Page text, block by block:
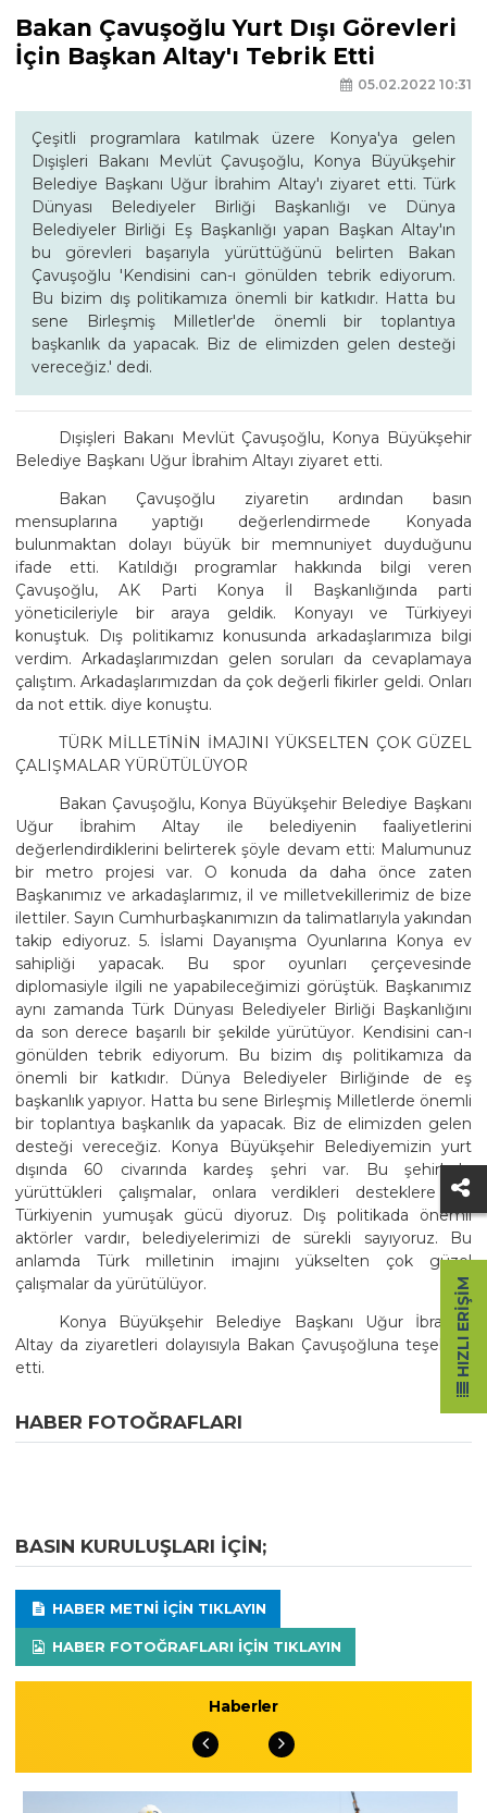
Bakan Çavuşoğlu Yurt Dışı Görevleri
İçin Başkan Altay'ı Tebrik Etti
05.02.2022 10:31
Çeşitli programlara katılmak üzere Konya'ya gelen
Dışişleri Bakanı Mevlüt Çavuşoğlu, Konya Büyükşehir
Belediye Başkanı Uğur İbrahim Altay'ı ziyaret etti. Türk
Dünyası Belediyeler Birliği Başkanlığı ve Dünya
Belediyeler Birliği Eş Başkanlığı yapan Başkan Altay'ın
bu görevleri başarıyla yürüttüğünü belirten Bakan
Çavuşoğlu 'Kendisini can-ı gönülden tebrik ediyorum.
Bu bizim dış politikamıza önemli bir katkıdır. Hatta bu
sene Birleşmiş Milletler'de önemli bir toplantıya
başkanlık da yapacak. Biz de elimizden gelen desteği
vereceğiz.' dedi.
Dışişleri Bakanı Mevlüt Çavuşoğlu, Konya Büyükşehir
Belediye Başkanı Uğur İbrahim Altayı ziyaret etti.
Bakan Çavuşoğlu ziyaretin ardından basın
mensuplarına yaptığı değerlendirmede Konyada
bulunmaktan dolayı büyük bir memnuniyet duyduğunu
ifade etti. Katıldığı programlar hakkında bilgi veren
Çavuşoğlu, AK Parti Konya İl Başkanlığında parti
yöneticileriyle bir araya geldik. Konyayı ve Türkiyeyi
konuştuk. Dış politikamız konusunda arkadaşlarımıza bilgi
verdim. Arkadaşlarımızdan gelen soruları da cevaplamaya
çalıştım. Arkadaşlarımızdan da çok değerli fikirler geldi. Onları
da not ettik. diye konuştu.
TÜRK MİLLETİNİN İMAJINI YÜKSELTEN ÇOK GÜZEL
ÇALIŞMALAR YÜRÜTÜLÜYOR
Bakan Çavuşoğlu, Konya Büyükşehir Belediye Başkanı
Uğur İbrahim Altay ile belediyenin faaliyetlerini
değerlendirdiklerini belirterek şöyle devam etti: Malumunuz
bir metro projesi var. O konuda da daha önce zaten
Başkanımız ve arkadaşlarımız, il ve milletvekillerimiz de bize
ilettiler. Sayın Cumhurbaşkanımızın da talimatlarıyla yakından
takip ediyoruz. 5. İslami Dayanışma Oyunlarına Konya ev
sahipliği yapacak. Bu spor oyunları çerçevesinde
diplomasiyle ilgili ne yapabileceğimizi görüştük. Başkanımız
aynı zamanda Türk Dünyası Belediyeler Birliği Başkanlığını
da son derece başarılı bir şekilde yürütüyor. Kendisini can-ı
gönülden tebrik ediyorum. Bu bizim dış politikamıza da
önemli bir katkıdır. Dünya Belediyeler Birliğinde de eş
başkanlık yapıyor. Hatta bu sene Birleşmiş Milletlerde önemli
bir toplantıya başkanlık da yapacak. Biz de elimizden gelen
desteği vereceğiz. Konya Büyükşehir Belediyemizin yurt
dışında 60 civarında kardeş şehri var. Bu şehirlerle
yürüttükleri çalışmalar, onlara verdikleri desteklere de
Türkiyenin yumuşak gücü diyoruz. Dış politikada önemli
aktörler vardır, belediyelerimizi de sürekli sayıyoruz. Bu
anlamda Türk milletinin imajını yükselten çok güzel
çalışmalar da yürütülüyor.
Konya Büyükşehir Belediye Başkanı Uğur İbrahim
Altay da ziyaretleri dolayısıyla Bakan Çavuşoğluna teşekkür
etti.
HABER FOTOĞRAFLARI
BASIN KURULUŞLARI IÇIN;
HABER METNI IÇIN TIKLAYIN
HABER FOTOĞRAFLARI IÇIN TIKLAYIN
Haberler
HIZLI ERIŞIM